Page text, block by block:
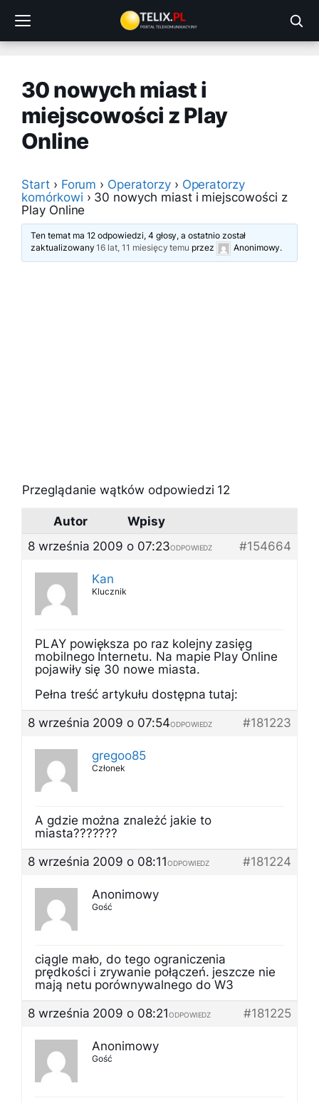
treści
30 nowych miast i
miejscowości z Play
Online
Start › Forum › Operatorzy › Operatorzy
komórkowi › 30 nowych miast i miejscowości z
Play Online
Ten temat ma 12 odpowiedzi, 4 głosy, a ostatnio został
zaktualizowany16 lat, 11 miesięcy temu przez Anonimowy.
Przeglądanie wątków odpowiedzi 12
Autor
Wpisy
8 września 2009 o 07:23
#154664
ODPOWIEDZ
Kan
Klucznik
PLAY powiększa po raz kolejny zasięg
mobilnego Internetu. Na mapie Play Online
pojawiły się 30 nowe miasta.
Pełna treść artykułu dostępna tutaj:
8 września 2009 o 07:54
#181223
ODPOWIEDZ
gregoo85
Członek
A gdzie można znależć jakie to
miasta???????
8 września 2009 o 08:11
#181224
ODPOWIEDZ
Anonimowy
Gość
ciągle mało, do tego ograniczenia
prędkości i zrywanie połączeń. jeszcze nie
mają netu porównywalnego do W3
8 września 2009 o 08:21
#181225
ODPOWIEDZ
Anonimowy
Gość